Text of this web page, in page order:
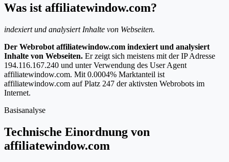
Was ist affiliatewindow.com?
indexiert und analysiert Inhalte von Webseiten.
Der Webrobot affiliatewindow.com indexiert und analysiert
Inhalte von Webseiten. Er zeigt sich meistens mit der IP Adresse
194.116.167.240 und unter Verwendung des User Agent
affiliatewindow.com. Mit 0.0004% Marktanteil ist
affiliatewindow.com auf Platz 247 der aktivsten Webrobots im
Internet.
Basisanalyse
Technische Einordnung von
affiliatewindow.com